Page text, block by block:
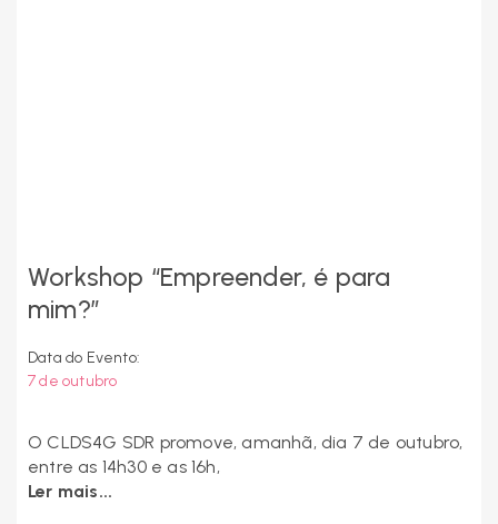
Workshop “Empreender, é para
mim?”
Data do Evento:
7 de outubro
O CLDS4G SDR promove, amanhã, dia 7 de outubro,
entre as 14h30 e as 16h,
Ler mais...